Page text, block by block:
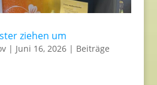
ziehen um
| Juni 16, 2026| Beiträge